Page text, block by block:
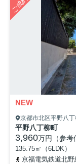
NEW
京都市北区平野八
平野八丁柳町
3,960万円（参考
135.75㎡（6LDK）
京福電気鉄道北